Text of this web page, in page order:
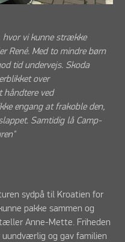
hvor vi kunne strække
René. Med to mindre børn
tid undervejs. Skoda
over
håndtere ved
engang at frakoble den,
Samtidig lå Camp-
sydpå til Kroatien for
pakke sammen og
Anne-Mette. Friheden
og gav familien